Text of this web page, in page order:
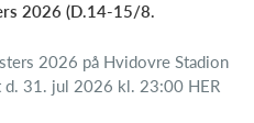
2026 (D.14-15/8.
2026 på Hvidovre Stadion
d. 31. jul 2026 kl. 23:00 HER